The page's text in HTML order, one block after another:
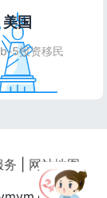
美国
5投资移民
务
网站地图